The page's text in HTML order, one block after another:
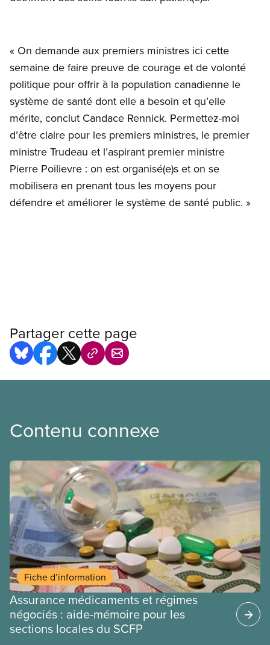
« On demande aux premiers ministres ici cette
semaine de faire preuve de courage et de volonté
politique pour offrir à la population canadienne le
système de santé dont elle a besoin et qu’elle
mérite, conclut Candace Rennick. Permettez-moi
d’être claire pour les premiers ministres, le premier
ministre Trudeau et l’aspirant premier ministre
Pierre Poilievre : on est organisé(e)s et on se
mobilisera en prenant tous les moyens pour
défendre et améliorer le système de santé public. »
Partager cette page
Contenu connexe
Fiche d’information
Assurance médicaments et régimes
négociés : aide-mémoire pour les
sections locales du SCFP